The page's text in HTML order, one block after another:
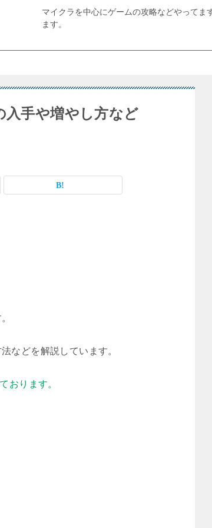
マイクラを中心にゲームの攻略などやって
ます。
入手や増やし方など
などを解説しています。
おります。